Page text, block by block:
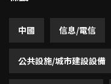
中國 信息/電信
公共設施/城市建設設備